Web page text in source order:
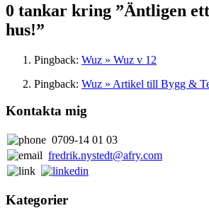
0 tankar kring ”Äntligen
hus!”
Pingback: Wuz » Wuz v 12
Pingback: Wuz » Artikel till Bygg &
Kontakta mig
0709-14 01 03
fredrik.nystedt@afry.com
Kategorier